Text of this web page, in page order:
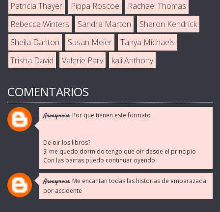
Patricia Thayer
Pippa Roscoe
Rachael Thomas
Rebecca Winters
Sandra Marton
Sharon Kendrick
Sheila Danton
Susan Meier
Tanya Michaels
Trisha David
Valerie Parv kali Anthony
COMENTARIOS
Anonymous: Por que tienen este formato
De oir los libros?
Si me quedo dormido tengo que oir desde el principio
Con las barras puedo continuar oyendo
Anonymous: Me encantan todas las historias de embarazada
por accidente